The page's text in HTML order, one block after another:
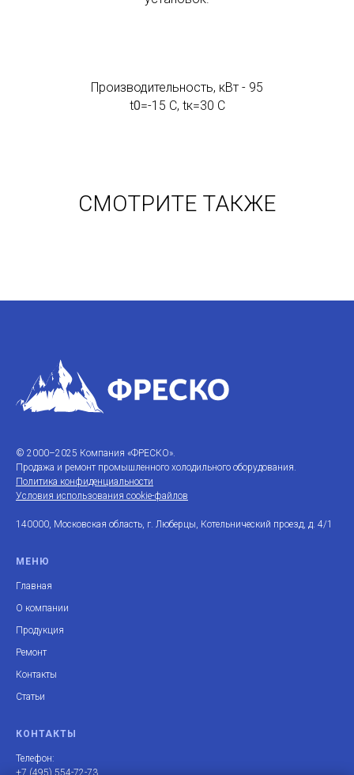
Производительность, кВт - 95
t0=-15 C, tк=30 C
СМОТРИТЕ ТАКЖЕ
© 2000–2025 Компания «ФРЕСКО».
Продажа и ремонт промышленного холодильного оборудования.
Политика конфиденциальности
Условия использования cookie-файлов
140000, Московская область, г. Люберцы, Котельнический проезд, д. 4/1
МЕНЮ
Главная
О компании
Продукция
Ремонт
Контакты
Статьи
КОНТАКТЫ
Телефон:
+7 (495) 554-72-73